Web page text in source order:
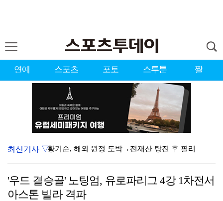
연예 스포츠 포토 스투툰 짤
황기순, 해외 원정 도박→전재산 탕진 후 필리핀 行 "…
[ST포토] 장은수, 더워요 더워~
최신기사 ▽
'우드 결승골' 노팅엄, 유로파리그 4강 1차전서
아스톤 빌라 격파